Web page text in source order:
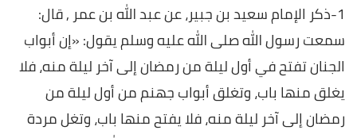
1-ذكر الإمام سعيد بن جبير، عن عبد الله بن عمر , قال:
سمعت رسول الله صلى الله عليه وسلم يقول: «إن أبواب
الجنان تفتح في أول ليلة من رمضان إلى آخر ليلة منه، فلا
يغلق منها باب، وتغلق أبواب جهنم من أول ليلة من
رمضان إلى آخر ليلة منه، فلا يفتح منها باب، وتغل مردة